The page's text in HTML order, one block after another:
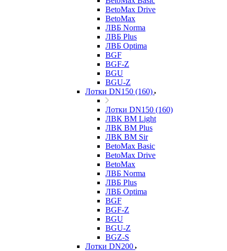
BetoMax Drive
BetoMax
ЛВБ Norma
ЛВБ Plus
ЛВБ Optima
BGF
BGF-Z
BGU
BGU-Z
Лотки DN150 (160)
Лотки DN150 (160)
ЛВК ВМ Light
ЛВК ВМ Plus
ЛВК ВМ Sir
BetoMax Basic
BetoMax Drive
BetoMax
ЛВБ Norma
ЛВБ Plus
ЛВБ Optima
BGF
BGF-Z
BGU
BGU-Z
BGZ-S
Лотки DN200